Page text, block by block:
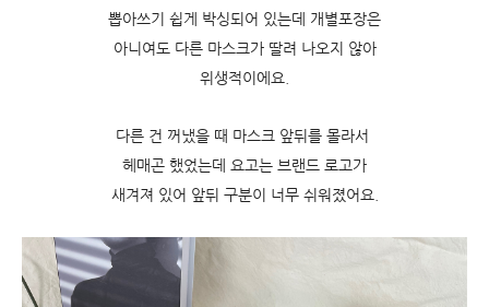
뽑아쓰기 쉽게 박싱되어 있는데 개별포장은
아니여도 다른 마스크가 딸려 나오지 않아
위생적이에요.
다른 건 꺼냈을 때 마스크 앞뒤를 몰라서
헤매곤 했었는데 요고는 브랜드 로고가
새겨져 있어 앞뒤 구분이 너무 쉬워졌어요.